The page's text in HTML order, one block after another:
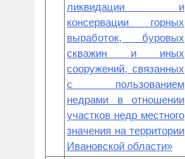
ликвидации и
консервации горных
выработок, буровых
скважин и иных
сооружений, связанных
с пользованием
недрами в отношении
участков недр местного
значения на территории
Ивановской области»